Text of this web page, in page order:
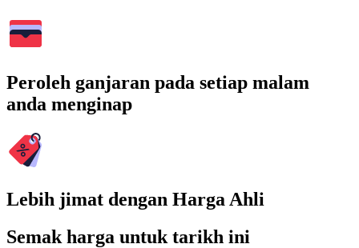
Peroleh ganjaran pada setiap malam
anda menginap
Lebih jimat dengan Harga Ahli
Semak harga untuk tarikh ini